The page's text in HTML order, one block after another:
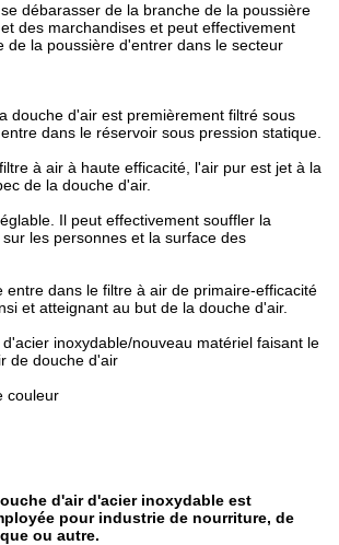
débarasser de la branche de la poussière
des marchandises et peut effectivement
de la poussière d'entrer dans le secteur
douche d'air est premièrement filtré sous
dans le réservoir sous pression statique.
à air à haute efficacité, l'air pur est jet à la
de la douche d'air.
Il peut effectivement souffler la
les personnes et la surface des
entre dans le filtre à air de primaire-efficacité
et atteignant au but de la douche d'air.
inoxydable/nouveau matériel faisant le
de douche d'air
couleur
d'air d'acier inoxydable est
pour industrie de nourriture, de
ou autre.